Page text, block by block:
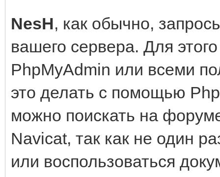
NesH, как обычно,
вашего сервера. Для
PhpMyAdmin или всеми
это делать с помощью
можно поискать на
Navicat, так как не один
или воспользоваться